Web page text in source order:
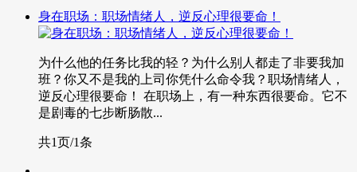
身在职场：职场情绪人，逆反心理很要命！
为什么他的任务比我的轻？为什么别人都走了非要我加
班？你又不是我的上司你凭什么命令我？职场情绪人，
逆反心理很要命！ 在职场上，有一种东西很要命。它不
是剧毒的七步断肠散...
共1页/1条